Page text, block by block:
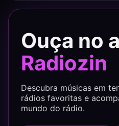
Ouça no
Radiozin
Descubra músicas em
rádios favoritas e
mundo do rádio.